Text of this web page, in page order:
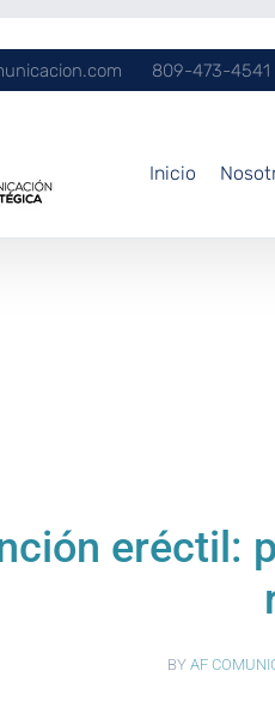
809-473-4541
Inicio
eréctil:
BY AF